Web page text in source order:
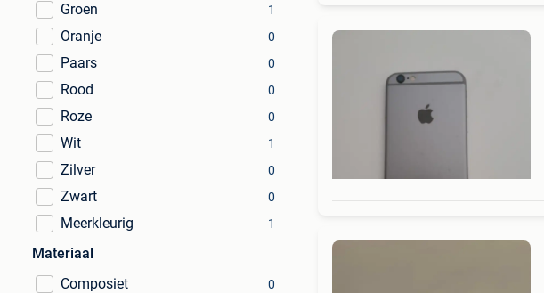
Groen 1
Oranje 0
Paars 0
Rood 0
Roze 0
Wit 1
Zilver 0
Zwart 0
Meerkleurig 1
Materiaal
Composiet
0